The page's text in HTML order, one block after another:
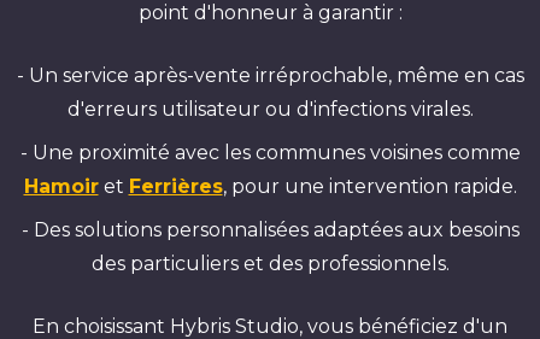
point d'honneur à garantir :
- Un service après-vente irréprochable, même en cas
d'erreurs utilisateur ou d'infections virales.
- Une proximité avec les communes voisines comme
Hamoiret Ferrières, pour une intervention rapide.
- Des solutions personnalisées adaptées aux besoins
des particuliers et des professionnels.
En choisissant Hybris Studio, vous bénéficiez d'un